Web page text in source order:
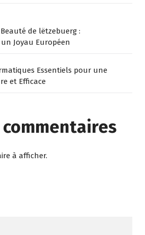
de lëtzebuerg :
Joyau Européen
Essentiels pour une
et Efficace
à afficher.